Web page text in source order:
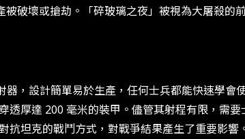
破壞或搶劫。「碎玻璃之夜」被視為大屠殺的
，設計簡單易於生產，任何士兵都能快速學會
厚達 200 毫米的裝甲。儘管其射程有限，需
坦克的戰鬥方式，對戰爭結果產生了重要影響